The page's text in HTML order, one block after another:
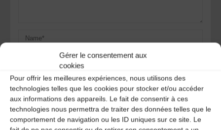
Gérer le consentement aux
cookies
Pour offrir les meilleures expériences, nous utilisons des
technologies telles que les cookies pour stocker et/ou accéder
aux informations des appareils. Le fait de consentir à ces
technologies nous permettra de traiter des données telles que le
comportement de navigation ou les ID uniques sur ce site. Le
Save my name, email, and site URL in my browser for next
time I post a comment.